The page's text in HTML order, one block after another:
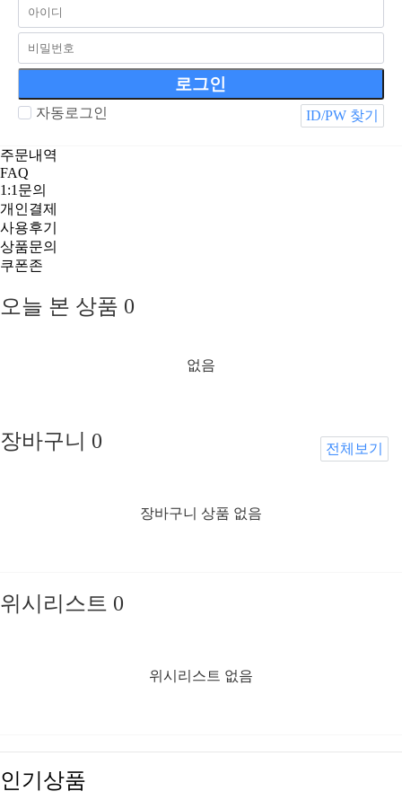
자동로그인 ID/PW 찾기
주문내역
FAQ
1:1문의
개인결제
사용후기
상품문의
쿠폰존
오늘 본 상품 0
없음
장바구니 0
장바구니 상품 없음
전체보기
위시리스트 0
위시리스트 없음
인기상품